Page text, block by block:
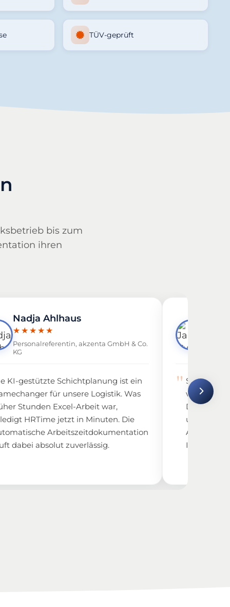
TÜV-geprüft
bis zum
ihren
Nadja Ahlhaus
★★★★★
Personalreferentin, akzenta GmbH & Co.
KG
KI-gestützte Schichtplanung ist ein
für unsere Logistik. Was
Stunden Excel-Arbeit war,
HRTime jetzt in Minuten. Die
Arbeitszeitdokumentation
dabei absolut zuverlässig.
So
von
Der
und hat
IT-